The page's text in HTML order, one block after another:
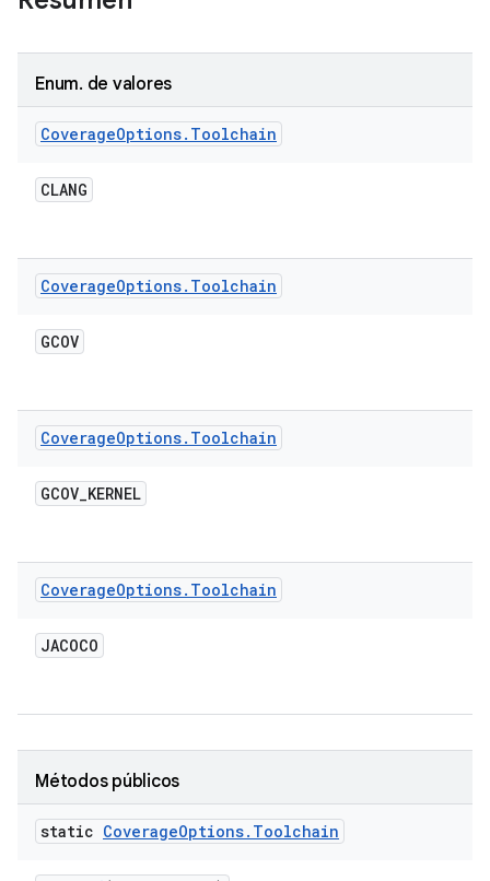
Enum. de valores
CoverageOptions. Toolchain
CLANG
CoverageOptions. Toolchain
GCOV
CoverageOptions. Toolchain
GCOV_KERNEL
CoverageOptions. Toolchain
JACOCO
Métodos públicos
static CoverageOptions. Toolchain